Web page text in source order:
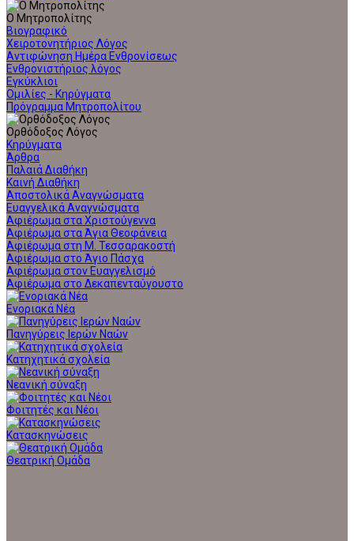
Ο Μητροπολίτης
Βιογραφικό
Χειροτονητήριος Λόγος
Αντιφώνηση Ημέρα Ενθρονίσεως
Ενθρονιστήριος λόγος
Εγκύκλιοι
Ομιλίες - Κηρύγματα
Πρόγραμμα Μητροπολίτου
Ορθόδοξος Λόγος
Κηρύγματα
Άρθρα
Παλαιά Διαθήκη
Καινή Διαθήκη
Αποστολικά Αναγνώσματα
Ευαγγελικά Αναγνώσματα
Αφιέρωμα στα Χριστούγεννα
Αφιέρωμα στα Άγια Θεοφάνεια
Αφιέρωμα στη Μ. Τεσσαρακοστή
Αφιέρωμα στο Άγιο Πάσχα
Αφιέρωμα στον Ευαγγελισμό
Αφιέρωμα στο Δεκαπενταύγουστο
Ενοριακά Νέα
Πανηγύρεις Ιερών Ναών
Κατηχητικά σχολεία
Νεανική σύναξη
Φοιτητές και Νέοι
Κατασκηνώσεις
Θεατρική Ομάδα